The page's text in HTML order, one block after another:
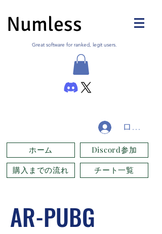
Numless
Great software for ranked, legit users.
ログイン
ホーム
Discord参加
購入までの流れ
チート一覧
AR-PUBG